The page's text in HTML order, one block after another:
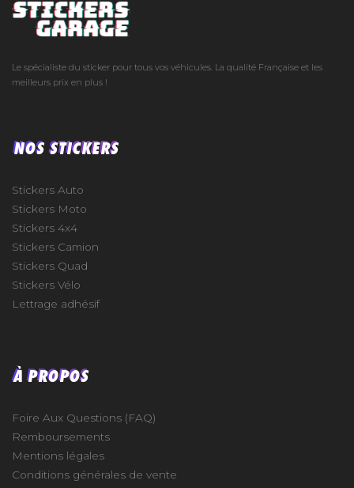
Le spécialiste du sticker pour tous vos véhicules. La qualité Française et les
meilleurs prix en plus !
NOS STICKERS
Stickers Auto
Stickers Moto
Stickers 4x4
Stickers Camion
Stickers Quad
Stickers Vélo
Lettrage adhésif
À PROPOS
Foire Aux Questions (FAQ)
Remboursements
Mentions légales
Conditions générales de vente